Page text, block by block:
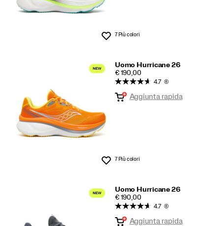
Lista dei desideri
7 Più colori
Uomo Hurricane 26
PRICE
€ 190,00
Lista dei desideri
4.7 (6)
Aggiunta rapida
7 Più colori
Uomo Hurricane 26
PRICE
€ 190,00
4.7 (6)
Aggiunta rapida